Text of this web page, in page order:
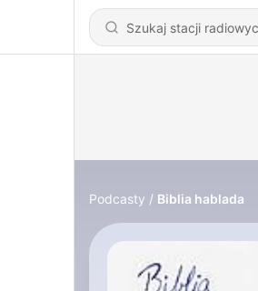
Podcasty Biblia hablada